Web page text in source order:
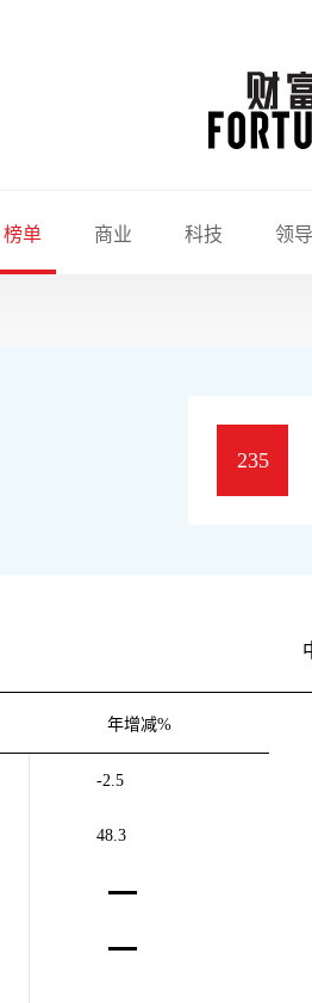
榜单 商业 科技 领
235
年增减%
-2.5
48.3